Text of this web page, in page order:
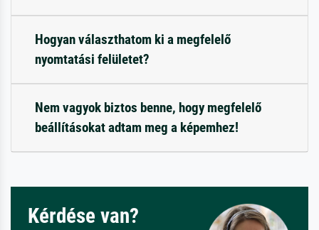
Hogyan választhatom ki a megfelelő
nyomtatási felületet?
Nem vagyok biztos benne, hogy megfelelő
beállításokat adtam meg a képemhez!
Kérdése van?